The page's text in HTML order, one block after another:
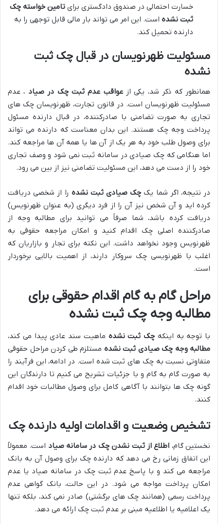
خسارت احتمالی در صندوق دادگستری برای تامین خواسته چک
ثبت نشده است. این امر می تواند بار مالی قابل توجهی را به
دارنده تحمیل کند.
مسئولیت ظهرنویسان در قبال چک ثبت
نشده
همانطور که ذکر شد، یکی ازعواقب عدم ثبت چک در صیاد ، عدم
مسئولیت ظهرنویسان است. در قانون تجارت، ظهرنویسان چک های
تجاری به صورت تضامنی با صادرکننده، در قبال دارنده مسئول
پرداخت وجه چک هستند. این بدان معناست که دارنده می تواند
برای وصول طلب خود به هر یک از آن ها یا همه آن ها مراجعه کند.
اما هنگامی که چک صیادی در سامانه ثبت نمی شود و وصف تجاری
خود را از دست می دهد، این مسئولیت تضامنی نیز از بین می رود.
در نتیجه، اگر شما یک چک صیادی ثبت نشده را از شخصی دریافت
کرده اید و آن شخص نیز آن را از فرد دیگری (به عنوان ظهرنویس)
دریافت کرده باشد، شما صرفاً می توانید برای مطالبه وجه از
صادرکننده اصلی چک اقدام کنید و امکان مراجعه حقوقی به
ظهرنویس وجود نخواهد داشت. این نکته برای تجار و بازاریان که
اغلب با ظهرنویسی چک سروکار دارند، از اهمیت بالایی برخوردار
است.
مراحل گام به گام اقدام حقوقی برای
مطالبه وجه چک ثبت نشده
با توجه به اینکه چک ثبت نشده ماهیت سند عادی پیدا می کند،
مطالبه وجه چک صیادی ثبت نشده مستلزم طی کردن مراحل حقوقی
متفاوتی نسبت به چک های ثبت شده است. در ادامه، این فرآیند را
به صورت گام به گام و با جزئیات تشریح می کنیم تا دارندگان این
گونه چک ها بتوانند با آگاهی کامل برای وصول مطالبات خود اقدام
کنند.
تشخیص وضعیت و اقدامات اولیه دارنده چک
نخستین گام، اطلاع از ثبت نشدن چک در سامانه صیاد است. معمولاً
این اتفاق زمانی رخ می دهد که دارنده چک برای وصول آن به بانک
مراجعه می کند و با پاسخ عدم ثبت چک در سامانه صیاد یا عدم
امکان پرداخت مواجه می شود. در این حالت، بانک گواهی عدم
پرداخت رسمی (همانند چک های برگشتی) صادر نمی کند، بلکه تنها
یک اعلامیه یا اطلاعیه مبنی بر عدم ثبت چک ارائه می دهد.